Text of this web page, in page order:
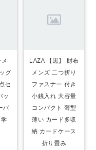
グ
セ
ッ
バ
LAZA 【黒】 財布
メンズ 二つ折り
ファスナー 付き
小銭入れ 大容量
コンパクト 薄型
薄い カード多収
納 カードケース
折り畳み